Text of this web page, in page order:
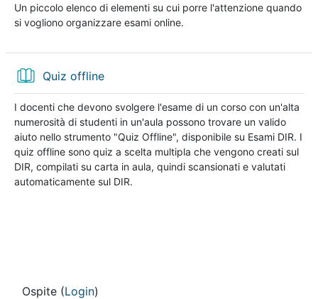
Un piccolo elenco di elementi su cui porre l'attenzione quando
si vogliono organizzare esami online.
Quiz offlineLibro
I docenti che devono svolgere l'esame di un corso con un'alta
numerosità di studenti in un'aula possono trovare un valido
aiuto nello strumento "Quiz Offline", disponibile su Esami DIR. I
quiz offline sono quiz a scelta multipla che vengono creati sul
DIR, compilati su carta in aula, quindi scansionati e valutati
automaticamente sul DIR.
Ospite (Login)